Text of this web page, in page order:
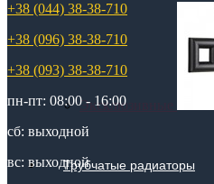
Эксклюзивные
Трубчатые радиаторы
+38 (044) 38-38-710
+38 (096) 38-38-710
+38 (093) 38-38-710
пн-пт: 08:00 - 16:00
сб: выходной
вс: выходной